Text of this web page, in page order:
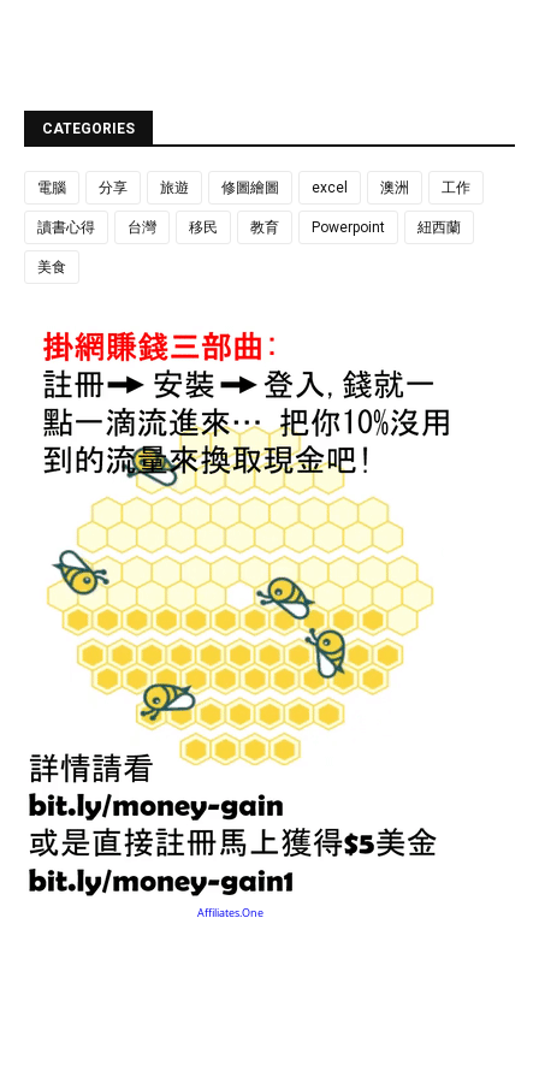
CATEGORIES
電腦 分享 旅遊 修圖繪圖 excel 澳洲 工作
讀書心得 台灣 移民 教育 Powerpoint 紐西蘭
美食